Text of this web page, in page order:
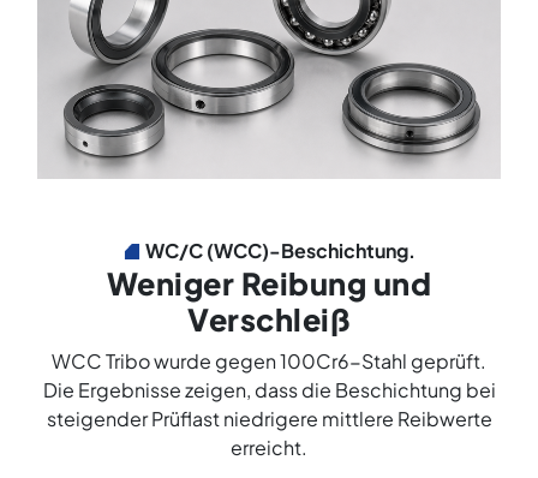
WC/C (WCC)-Beschichtung.
Weniger Reibung und
Verschleiß
WCC Tribo wurde gegen 100Cr6-Stahl geprüft.
Die Ergebnisse zeigen, dass die Beschichtung bei
steigender Prüflast niedrigere mittlere Reibwerte
erreicht.